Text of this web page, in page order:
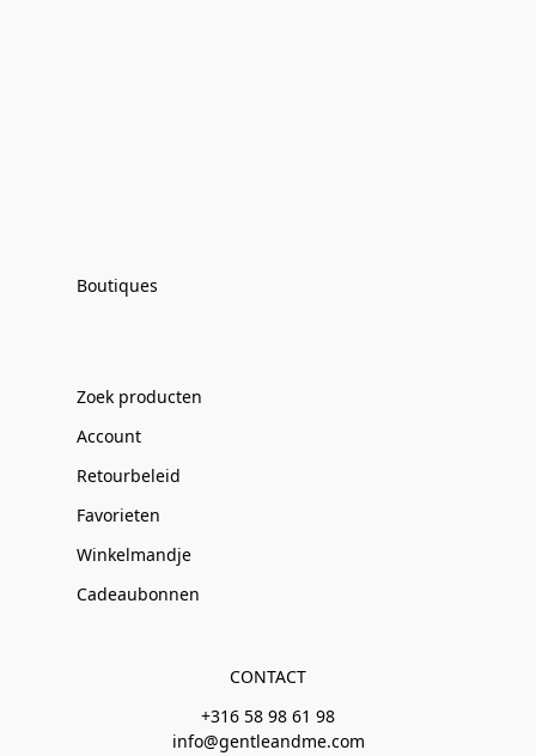
Boutiques
Zoek producten
Account
Retourbeleid
Favorieten
Winkelmandje
Cadeaubonnen
CONTACT
+316 58 98 61 98
info@gentleandme.com